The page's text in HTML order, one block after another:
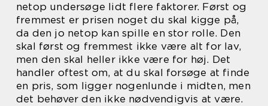
netop undersøge lidt flere faktorer. Først og
fremmest er prisen noget du skal kigge på,
da den jo netop kan spille en stor rolle. Den
skal først og fremmest ikke være alt for lav,
men den skal heller ikke være for høj. Det
handler oftest om, at du skal forsøge at finde
en pris, som ligger nogenlunde i midten, men
det behøver den ikke nødvendigvis at være.